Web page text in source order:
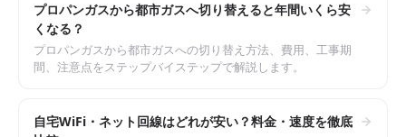
プロパンガスから都市ガスへ切り替えると年間いくら安
くなる？
プロパンガスから都市ガスへの切り替え方法、費用、工事期
間、注意点をステップバイステップで解説します。
自宅WiFi・ネット回線はどれが安い？料金・速度を徹底